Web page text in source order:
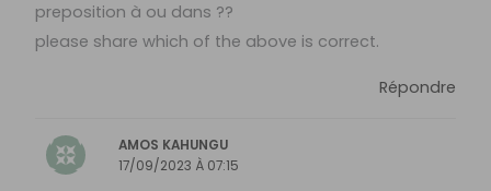
preposition à ou dans ??
please share which of the above is correct.
Répondre
AMOS KAHUNGU
17/09/2023 À 07:15